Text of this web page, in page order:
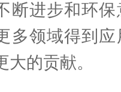
断进步和环
多领域得到
大的贡献。